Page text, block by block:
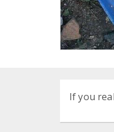
If you